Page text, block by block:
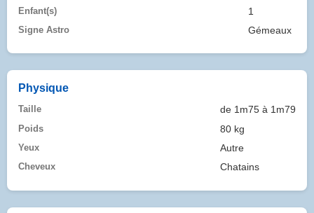
Enfant(s) 1
Signe Astro Gémeaux
Physique
Taille de 1m75 à 1m79
Poids 80 kg
Yeux Autre
Cheveux Chatains